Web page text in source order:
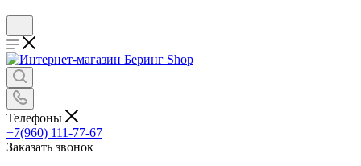
Телефоны
+7(960) 111-77-67
Заказать звонок